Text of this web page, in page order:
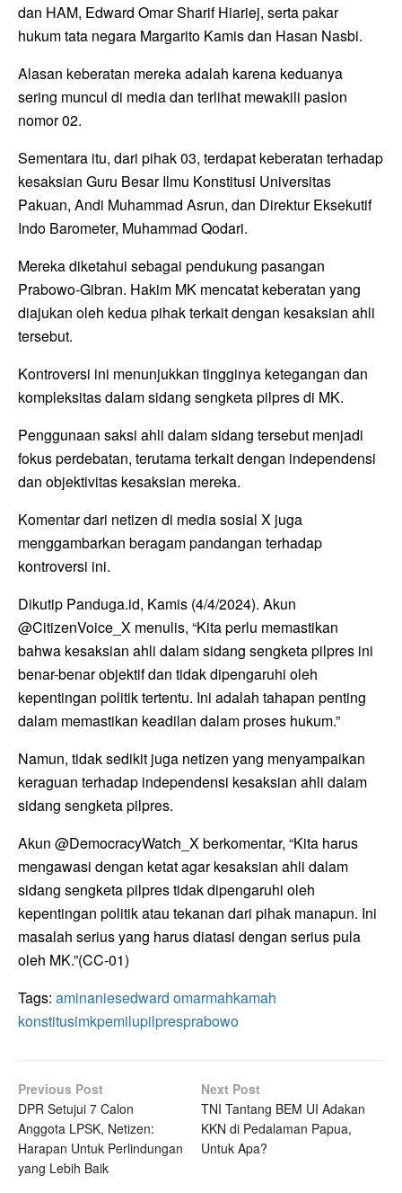
dan HAM, Edward Omar Sharif Hiariej, serta pakar
hukum tata negara Margarito Kamis dan Hasan Nasbi.
Alasan keberatan mereka adalah karena keduanya
sering muncul di media dan terlihat mewakili paslon
nomor 02.
Sementara itu, dari pihak 03, terdapat keberatan terhadap
kesaksian Guru Besar Ilmu Konstitusi Universitas
Pakuan, Andi Muhammad Asrun, dan Direktur Eksekutif
Indo Barometer, Muhammad Qodari.
Mereka diketahui sebagai pendukung pasangan
Prabowo-Gibran. Hakim MK mencatat keberatan yang
diajukan oleh kedua pihak terkait dengan kesaksian ahli
tersebut.
Kontroversi ini menunjukkan tingginya ketegangan dan
kompleksitas dalam sidang sengketa pilpres di MK.
Penggunaan saksi ahli dalam sidang tersebut menjadi
fokus perdebatan, terutama terkait dengan independensi
dan objektivitas kesaksian mereka.
Komentar dari netizen di media sosial X juga
menggambarkan beragam pandangan terhadap
kontroversi ini.
Dikutip Panduga.id, Kamis (4/4/2024). Akun
@CitizenVoice_X menulis, “Kita perlu memastikan
bahwa kesaksian ahli dalam sidang sengketa pilpres ini
benar-benar objektif dan tidak dipengaruhi oleh
kepentingan politik tertentu. Ini adalah tahapan penting
dalam memastikan keadilan dalam proses hukum.”
Namun, tidak sedikit juga netizen yang menyampaikan
keraguan terhadap independensi kesaksian ahli dalam
sidang sengketa pilpres.
Akun @DemocracyWatch_X berkomentar, “Kita harus
mengawasi dengan ketat agar kesaksian ahli dalam
sidang sengketa pilpres tidak dipengaruhi oleh
kepentingan politik atau tekanan dari pihak manapun. Ini
masalah serius yang harus diatasi dengan serius pula
oleh MK.”(CC-01)
Tags: aminaniesedward omarmahkamah
konstitusimkpemilupilpresprabowo
Previous Post
DPR Setujui 7 Calon
Anggota LPSK, Netizen:
Harapan Untuk Perlindungan
yang Lebih Baik
Next Post
TNI Tantang BEM UI Adakan
KKN di Pedalaman Papua,
Untuk Apa?